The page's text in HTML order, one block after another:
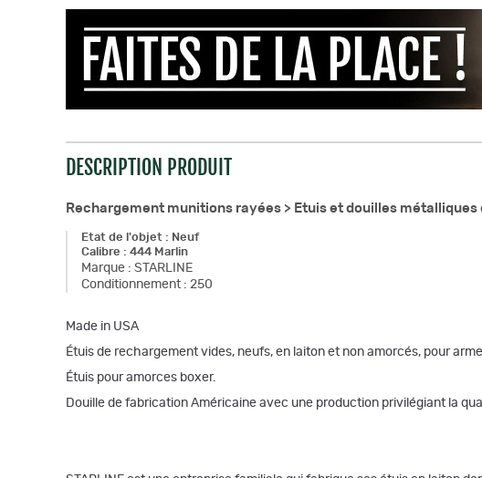
DESCRIPTION PRODUIT
Rechargement munitions rayées > Etuis et douilles
Etat de l'objet : Neuf
Calibre : 444 Marlin
Marque : STARLINE
Conditionnement : 250
Made in USA
Étuis de rechargement vides, neufs, en laiton et non amorcés, pour
Étuis pour amorces boxer.
Douille de fabrication Américaine avec une production privilégiant la